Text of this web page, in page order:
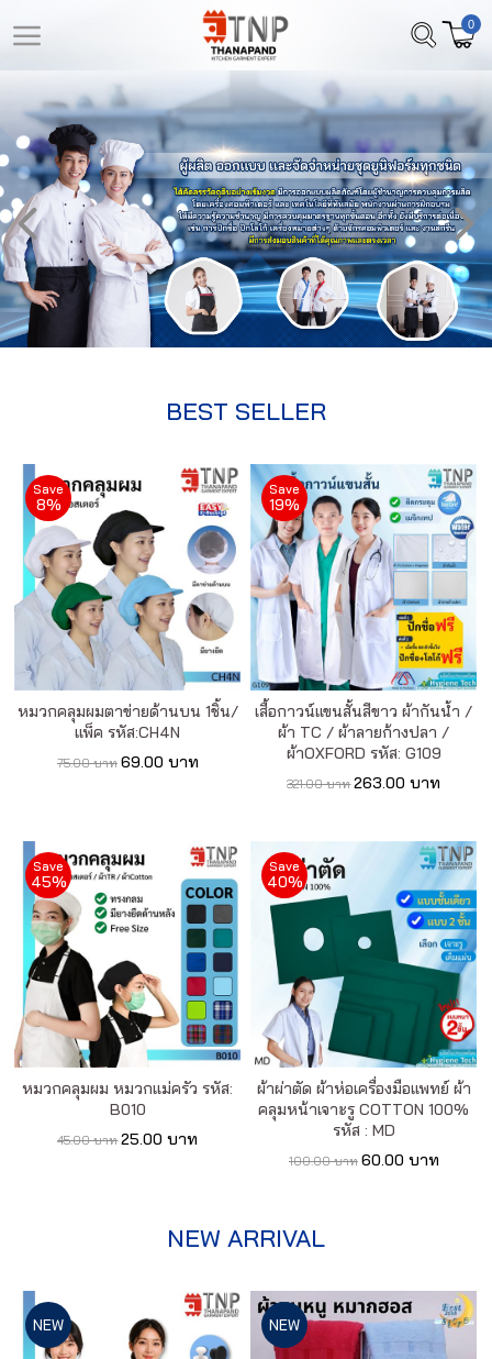
สินค้า
ที่
สนใจ
(
0
)
หน้า
หลัก
เลือก
สินค้า
วิธี
สั่ง
ของ
เรา
เนื้อหา
เกี่ยว
กับ
เรา
ติดต่อ
เรา
0
BEST SELLER
Save
8%
หมวกคลุมผมตาข่ายด้านบน 1ชิ้น/
แพ็ค รหัส:CH4N
75.00 บาท 69.00 บาท
Save
19%
เสื้อกาวน์แขนสั้นสีขาว ผ้ากันน้ำ /
ผ้า TC / ผ้าลายก้างปลา /
ผ้าOXFORD รหัส: G109
321.00 บาท 263.00 บาท
Save
45%
หมวกคลุมผม หมวกแม่ครัว รหัส:
B010
45.00 บาท 25.00 บาท
Save
40%
ผ้าผ่าตัด ผ้าห่อเครื่องมือแพทย์ ผ้า
คลุมหน้าเจาะรู COTTON 100%
รหัส : MD
100.00 บาท 60.00 บาท
NEW ARRIVAL
NEW NEW